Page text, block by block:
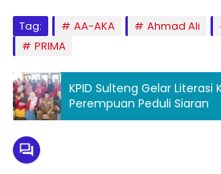
Tag: AA-AKA Ahmad Ali
PRIMA
KPID Sulteng Gelar Literasi
Perempuan Peduli Siaran